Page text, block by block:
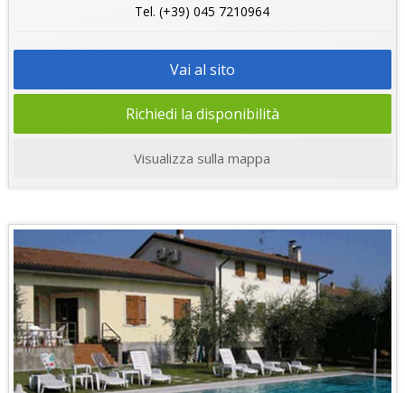
Tel. (+39) 045 7210964
Vai al sito
Richiedi la disponibilità
Visualizza sulla mappa